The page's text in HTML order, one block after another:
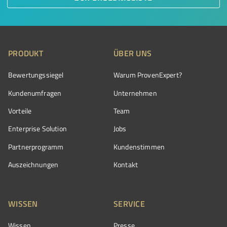
PRODUKT
Bewertungssiegel
Kundenumfragen
Vorteile
Enterprise Solution
Partnerprogramm
Auszeichnungen
ÜBER UNS
Warum ProvenExpert?
Unternehmen
Team
Jobs
Kundenstimmen
Kontakt
WISSEN
Wissen
SERVICE
Presse